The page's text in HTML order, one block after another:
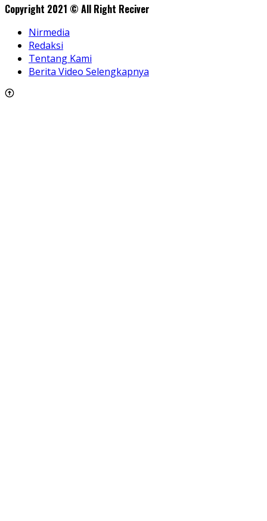
Copyright 2021 © All Right Reciver
Nirmedia
Redaksi
Tentang Kami
Berita Video Selengkapnya